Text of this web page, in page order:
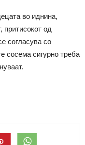
во иднина,
притисокот од
согласува со
сосема сигурно треба